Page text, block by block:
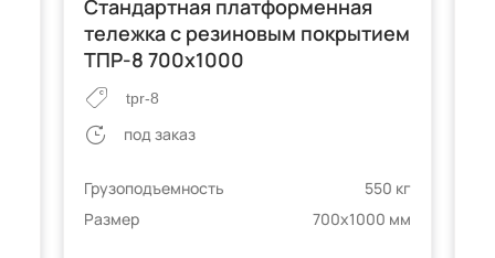
Стандартная платформенная
тележка с резиновым покрытием
ТПР-8 700х1000
tpr-8
под заказ
Грузоподъемность
550 кг
Размер
700х1000 мм